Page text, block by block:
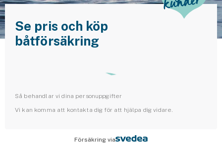
Märkesförsäkringar
Båtförsäkring
Sportfiskarna
Se pris och köp
båtförsäkring
Så behandlar vi dina personuppgifter
Vi kan komma att kontakta dig för att hjälpa dig vidare.
Försäkring via